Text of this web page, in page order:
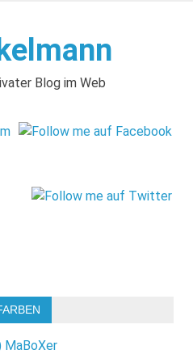
Blog im Web